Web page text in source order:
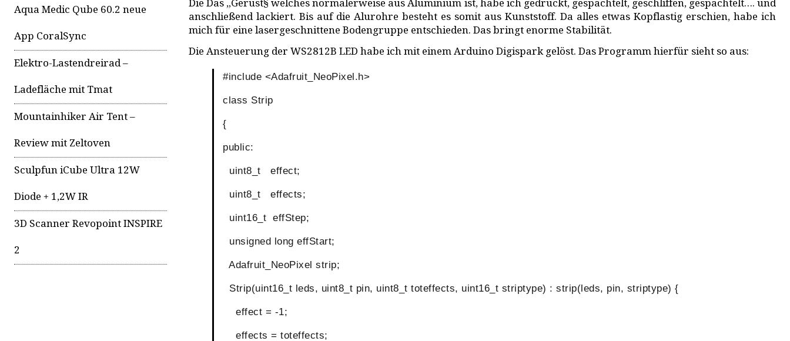
Aqua Medic Qube 60.2 neue
App CoralSync
Elektro-Lastendreirad –
Ladefläche mit Tmat
Mountainhiker Air Tent –
Review mit Zeltoven
Sculpfun iCube Ultra 12W
Diode + 1,2W IR
3D Scanner Revopoint INSPIRE
2
Die Das „Gerüst§ welches normalerweise aus Aluminium ist, habe ich gedruckt, gespachtelt, geschliffen, gespachtelt…. und
anschließend lackiert. Bis auf die Alurohre besteht es somit aus Kunststoff. Da alles etwas Kopflastig erschien, habe ich
mich für eine lasergeschnittene Bodengruppe entschieden. Das bringt enorme Stabilität.
Die Ansteuerung der WS2812B LED habe ich mit einem Arduino Digispark gelöst. Das Programm hierfür sieht so aus:
#include <Adafruit_NeoPixel.h>
class Strip
{
public:
uint8_t effect;
uint8_t effects;
uint16_t effStep;
unsigned long effStart;
Adafruit_NeoPixel strip;
Strip(uint16_t leds, uint8_t pin, uint8_t toteffects, uint16_t striptype) : strip(leds, pin, striptype) {
effect = -1;
effects = toteffects;